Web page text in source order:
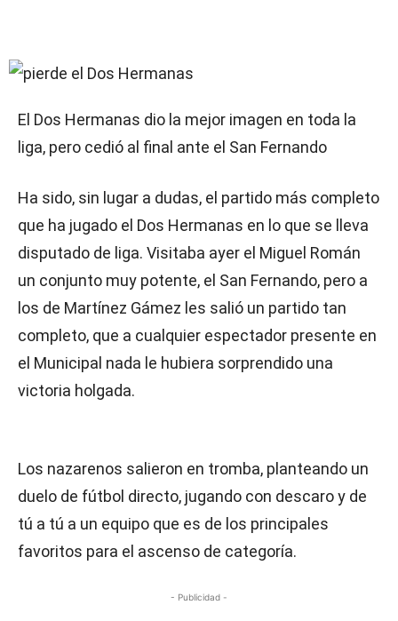
El Dos Hermanas dio la mejor imagen en toda la
liga, pero cedió al final ante el San Fernando
Ha sido, sin lugar a dudas, el partido más completo
que ha jugado el Dos Hermanas en lo que se lleva
disputado de liga. Visitaba ayer el Miguel Román
un conjunto muy potente, el San Fernando, pero a
los de Martínez Gámez les salió un partido tan
completo, que a cualquier espectador presente en
el Municipal nada le hubiera sorprendido una
victoria holgada.
Los nazarenos salieron en tromba, planteando un
duelo de fútbol directo, jugando con descaro y de
tú a tú a un equipo que es de los principales
favoritos para el ascenso de categoría.
- Publicidad -